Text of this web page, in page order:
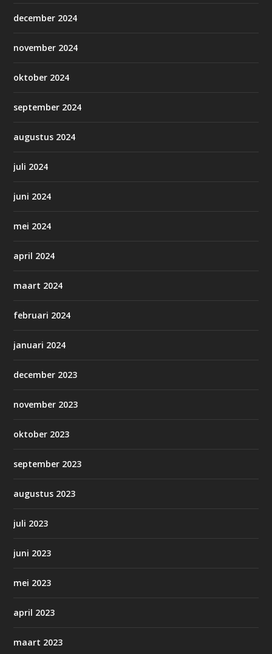
december 2024
november 2024
oktober 2024
september 2024
augustus 2024
juli 2024
juni 2024
mei 2024
april 2024
maart 2024
februari 2024
januari 2024
december 2023
november 2023
oktober 2023
september 2023
augustus 2023
juli 2023
juni 2023
mei 2023
april 2023
maart 2023